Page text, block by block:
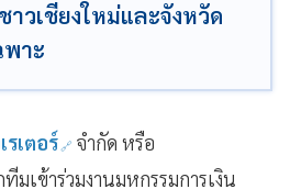
วเชียงใหม่และจังหวัด
พาะ
รเตอร์ จำกัด หรือ
ทีมเข้าร่วมงานมหกรรมการเงิน